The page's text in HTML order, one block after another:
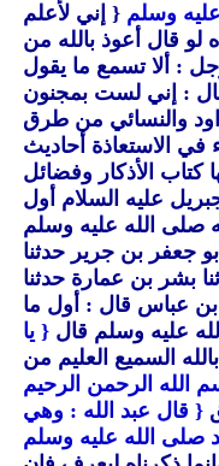
وسلم { إني لأعلم
لو قال أعوذ بالله من
: ألا تسمع ما يقول
: إني لست بمجنون
والنسائي من طرق
الاستعاذة أحاديث
كتاب الأذكار وفضائل
عليه السلام أول
صلى الله عليه وسلم
جعفر بن جرير حدثنا
بشر بن عمارة حدثنا
عباس قال : أول ما
عليه وسلم قال { يا
السميع العليم من
الله الرحمن الرحيم
{ قال عبد الله : وهي
صلى الله عليه وسلم